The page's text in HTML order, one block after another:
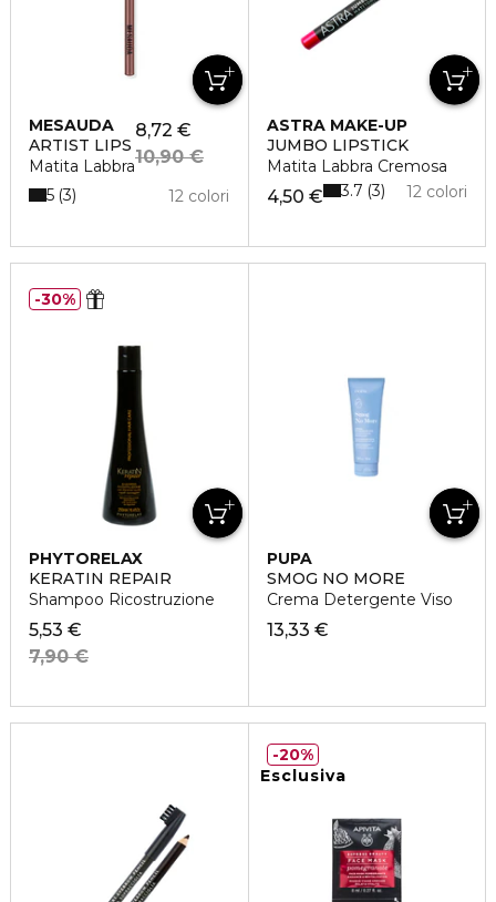
MESAUDA
ARTIST LIPS
Matita Labbra
8,72 €
10,90 €
12 colori
5 3
ASTRA MAKE-UP
JUMBO LIPSTICK
Matita Labbra Cremosa
4,50 € 12 colori
3.7 3
PHYTORELAX
KERATIN REPAIR
Shampoo Ricostruzione
5,53 €
7,90 €
30%
PUPA
SMOG NO MORE
Crema Detergente Viso
13,33 €
Esclusiva
20%